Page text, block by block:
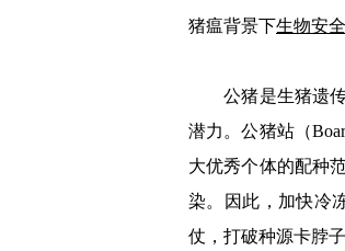
猪瘟背景下生物安
公猪是生猪遗传
潜力。公猪站（
大优秀个体的配种
染。因此，加快冷
仗，打破种源卡脖